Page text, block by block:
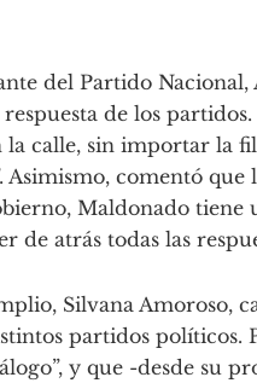
del Partido
de los
la calle, sin importar la
comentó que
Maldonado
de atrás todas las
Silvana Amoroso,
partidos políticos.
y que -desde su